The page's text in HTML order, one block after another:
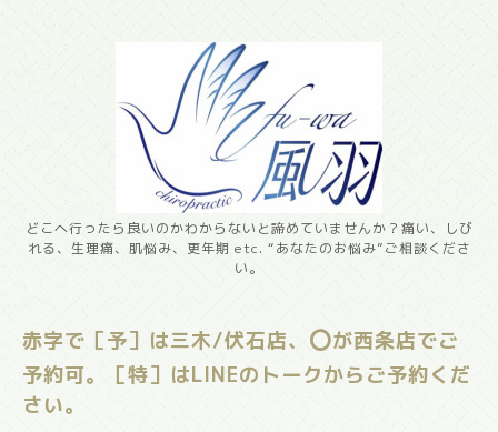
どこへ行ったら良いのかわからないと諦めていませんか？痛い、しび
れる、生理痛、肌悩み、更年期 etc. “あなたのお悩み”ご相談くださ
い。
赤字で［予］は三木/伏石店、⭕️が西条店でご
予約可。［特］はLINEのトークからご予約くだ
さい。